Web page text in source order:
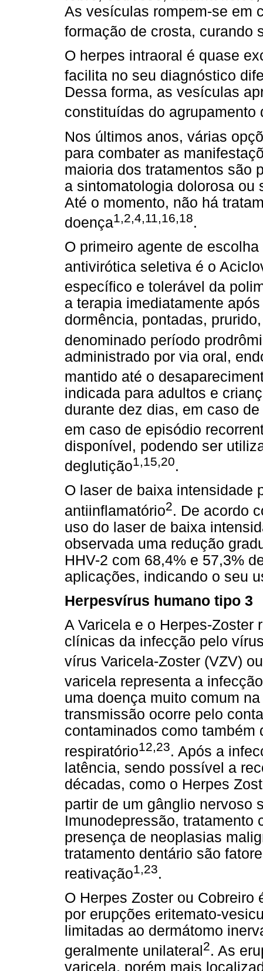
As vesículas rompem-se em
formação de crosta, curando
O herpes intraoral é quase
facilita no seu diagnóstico
Dessa forma, as vesículas
constituídas do
Nos últimos anos, várias
para combater as
maioria dos tratamentos são
a sintomatologia dolorosa ou
Até o momento, não há
doença1,2,4,11,16,18.
O primeiro agente de
antivirótica seletiva é o
específico e tolerável da
a terapia imediatamente
dormência, pontadas,
denominado período
administrado por via oral,
mantido até o
indicada para adultos e
durante dez dias, em caso
em caso de episódio
disponível, podendo ser
deglutição1,15,20.
O laser de baixa intensidade
antiinflamatório2. De acordo
uso do laser de baixa
observada uma redução
HHV-2 com 68,4% e 57,3%
aplicações, indicando o seu
Herpesvírus humano tipo 3
A Varicela e o Herpes-Zoster
clínicas da infecção pelo
vírus Varicela-Zoster (VZV)
varicela representa a
uma doença muito comum
transmissão ocorre pelo
contaminados como também
respiratório12,23. Após a
latência, sendo possível a
décadas, como o Herpes
partir de um gânglio nervoso
Imunodepressão, tratamento
presença de neoplasias
tratamento dentário são
reativação1,23.
O Herpes Zoster ou Cobreiro
por erupções eritemato-
limitadas ao dermátomo
geralmente unilateral 2. As
varicela, porém mais